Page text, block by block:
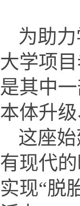
为助
大学项
是其中
本体升
这座
有现代
实现“脱